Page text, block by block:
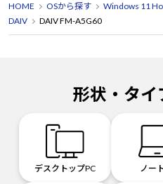
HOME OSから探す Windows 11
DAIV
DAIV FM-A5G60
形状・タイ
デスクトップPC ノー